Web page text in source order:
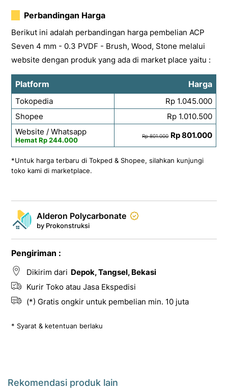
Perbandingan Harga
Berikut ini adalah perbandingan harga pembelian ACP
Seven 4 mm - 0.3 PVDF - Brush, Wood, Stone melalui
website dengan produk yang ada di market place yaitu :
Platform Harga
Tokopedia
Rp 1.045.000
Shopee
Rp 1.010.500
Website / Whatsapp
Hemat Rp 244.000
Rp 801.000 Rp 801.000
*Untuk harga terbaru di Tokped & Shopee, silahkan kunjungi
toko kami di marketplace.
Alderon Polycarbonate
by Prokonstruksi
Pengiriman :
Dikirim dari Depok, Tangsel, Bekasi
Kurir Toko atau Jasa Ekspedisi
(*) Gratis ongkir untuk pembelian min. 10 juta
* Syarat & ketentuan berlaku
Rekomendasi produk lain